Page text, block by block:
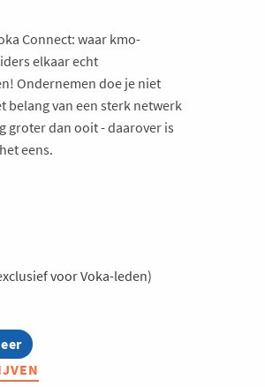
Connect: waar kmo-
elkaar echt
Ondernemen doe je niet
belang van een sterk netwerk
groter dan ooit - daarover is
eens.
voor Voka-leden)